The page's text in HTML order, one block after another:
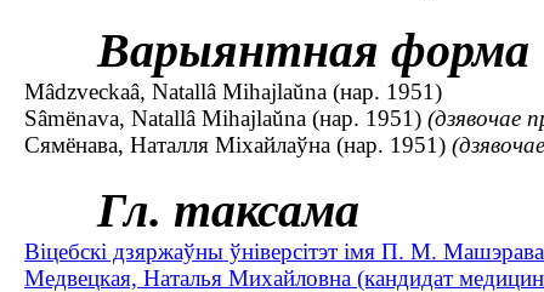
Варыянтная форма
Mâdzveckaâ, Natallâ Mihajlaŭna (нар. 1951)
Sâmënava, Natallâ Mihajlaŭna (нар. 1951) (дзявочае
Сямёнава, Наталля Міхайлаўна (нар. 1951)
Гл. таксама
Віцебскі дзяржаўны ўніверсітэт імя П. М.
Медвецкая, Наталья Михайловна (кандидат